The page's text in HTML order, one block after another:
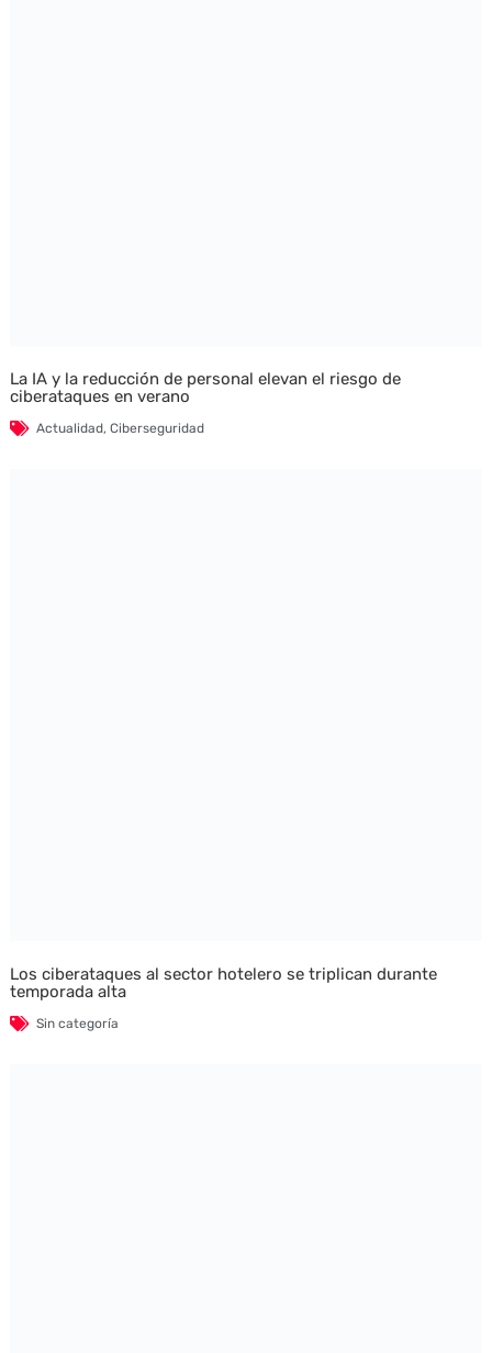
La IA y la reducción de personal elevan el riesgo de
ciberataques en verano
Actualidad, Ciberseguridad
Los ciberataques al sector hotelero se triplican durante
temporada alta
Sin categoría